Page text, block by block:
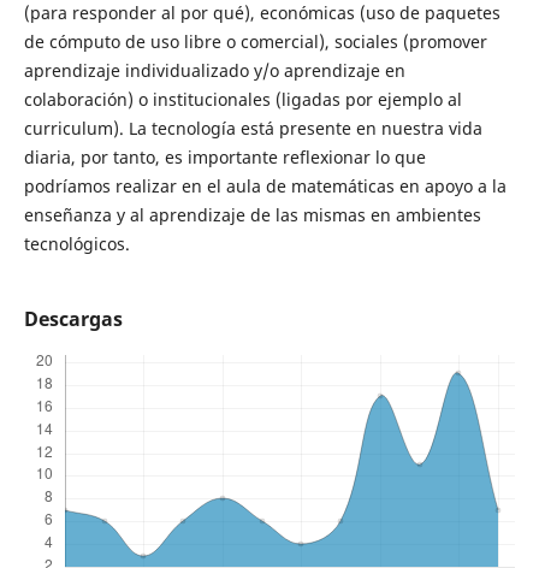
(para responder al por qué), económicas (uso de paquetes
de cómputo de uso libre o comercial), sociales (promover
aprendizaje individualizado y/o aprendizaje en
colaboración) o institucionales (ligadas por ejemplo al
curriculum). La tecnología está presente en nuestra vida
diaria, por tanto, es importante reflexionar lo que
podríamos realizar en el aula de matemáticas en apoyo a la
enseñanza y al aprendizaje de las mismas en ambientes
tecnológicos.
Descargas